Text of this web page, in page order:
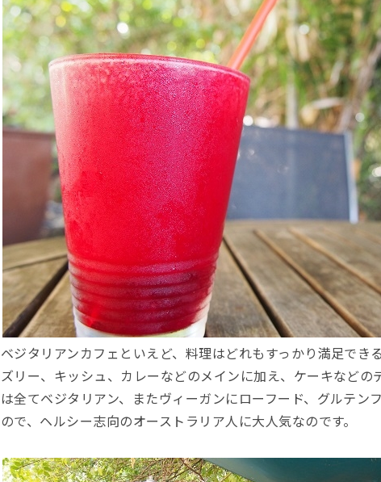
ベジタリアンカフェといえど、料理はどれもすっかり満足でき
ズリー、キッシュ、カレーなどのメインに加え、ケーキなどの
は全てベジタリアン、またヴィーガンにローフード、グルテン
ので、ヘルシー志向のオーストラリア人に大人気なのです。